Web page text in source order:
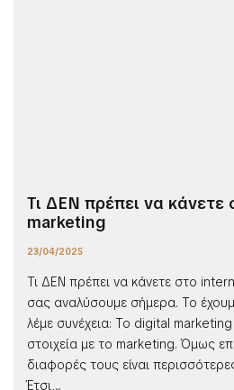
Τι ΔΕΝ πρέπει να
marketing
23/04/2025
Τι ΔΕΝ πρέπει να κάνετε στο
σας αναλύσουμε σήμερα. Το
λέμε συνέχεια: Το digital marketing
στοιχεία με το marketing. Όμως
διαφορές τους είναι
Έτσι,...